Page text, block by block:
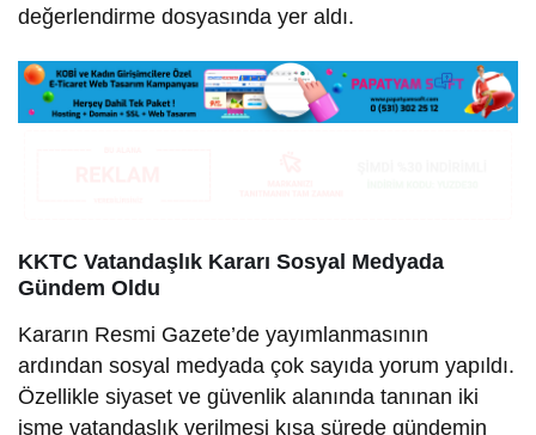
değerlendirme dosyasında yer aldı.
KKTC Vatandaşlık Kararı Sosyal Medyada
Gündem Oldu
Kararın Resmi Gazete’de yayımlanmasının
ardından sosyal medyada çok sayıda yorum yapıldı.
Özellikle siyaset ve güvenlik alanında tanınan iki
isme vatandaşlık verilmesi kısa sürede gündemin